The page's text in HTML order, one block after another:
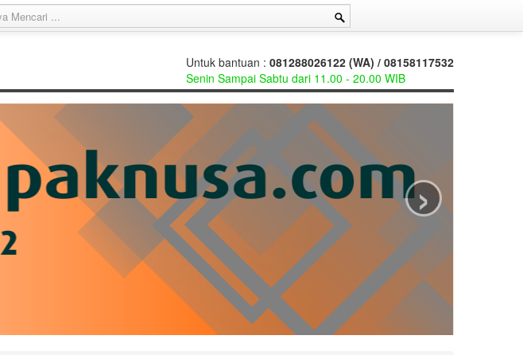
Untuk bantuan : 081288026122 (WA) / 08158117532
Senin Sampai Sabtu dari 11.00 - 20.00 WIB
›